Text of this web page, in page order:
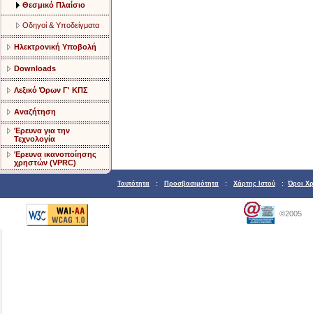
Θεσμικό Πλαίσιο
Οδηγοί & Υποδείγματα
Ηλεκτρονική Υποβολή
Downloads
Λεξικό Όρων Γ' ΚΠΣ
Αναζήτηση
Έρευνα για την
Τεχνολογία
Έρευνα ικανοποίησης
χρηστών (VPRC)
Ταυτότητα : Προσβασιμότητα : Χάρτης Ιστού : Όροι
©2005